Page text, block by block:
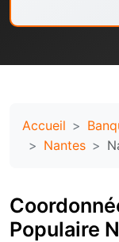
Accueil
Nantes
Populaire